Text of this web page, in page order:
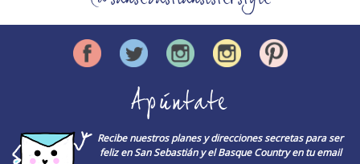
Apúntate
Recibe nuestros planes y direcciones secretas para ser
feliz en San Sebastián y el Basque Country en tu email